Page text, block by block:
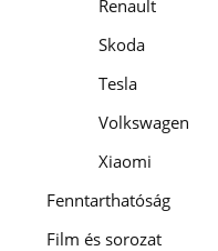
Renault
Skoda
Tesla
Volkswagen
Xiaomi
Fenntarthatóság
Film és sorozat